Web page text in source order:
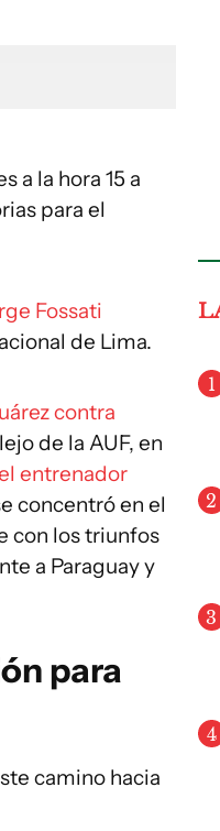
a la hora 15 a
para el
Fossati
de Lima.
contra
de la AUF, en
entrenador
concentró en el
con los triunfos
a Paraguay y
para
camino hacia